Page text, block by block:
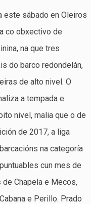
este sábado en Oleiros
co obxectivo de
na que tres
do barco redondelán,
de alto nivel. O
a tempada e
nivel, malia que o de
de 2017, a liga
na categoría
cun mes de
Chapela e Mecos,
e Perillo. Prado